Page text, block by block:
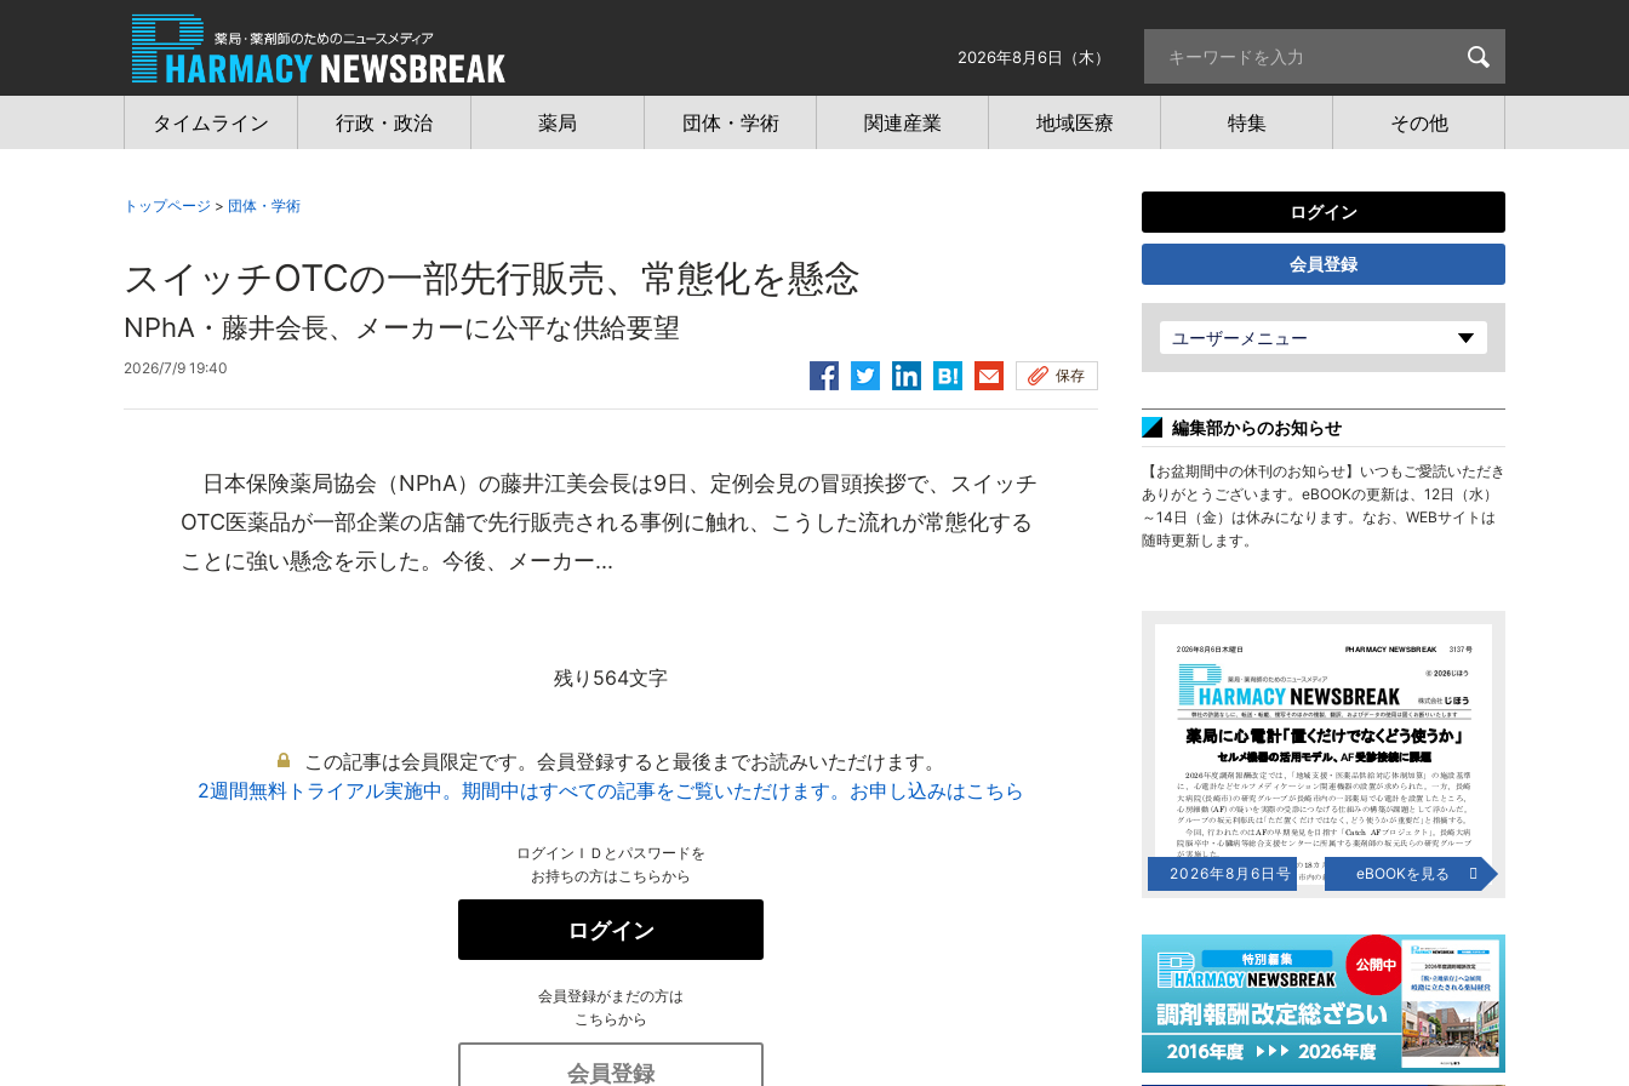
2026年8月6日（木）
タイムライン 行政・政治 薬局 団体・学術 関連産業 地域医療 特集 その他
トップページ > 団体・学術
スイッチOTCの一部先行販売、常態化を懸念
NPhA・藤井会長、メーカーに公平な供給要望
2026/7/9 19:40 保存
日本保険薬局協会（NPhA）の藤井江美会長は9日、定例会見の冒頭挨拶で、スイッチ
OTC医薬品が一部企業の店舗で先行販売される事例に触れ、こうした流れが常態化する
ことに強い懸念を示した。今後、メーカー...
残り564文字
この記事は会員限定です。会員登録すると最後までお読みいただけます。
2週間無料トライアル実施中。期間中はすべての記事をご覧いただけます。お申し込みはこちら
ログインＩＤとパスワードを
お持ちの方はこちらから
ログイン
会員登録がまだの方は
こちらから
会員登録
ログイン
会員登録
ユーザーメニュー
編集部からのお知らせ
【お盆期間中の休刊のお知らせ】いつもご愛読いただき
ありがとうございます。eBOOKの更新は、12日（水）
～14日（金）は休みになります。なお、WEBサイトは
随時更新します。
2026年8月6日号 eBOOKを見る